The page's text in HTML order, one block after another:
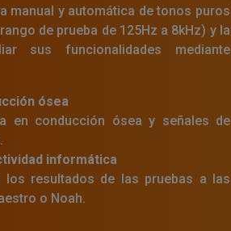
manual y automática de tonos puros
de prueba de 125Hz a 8kHz) y la
sus funcionalidades mediante
ósea
en conducción ósea y señales de
informática
los resultados de las pruebas a las
o Noah.